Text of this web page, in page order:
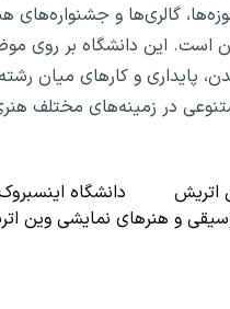
گالری‌ها و جشنواره‌های
است. این دانشگاه بر روی
پایداری و کارهای میان
متنوعی در زمینه‌های مختلف
اتریش
دانشگاه
و هنرهای نمایشی وین